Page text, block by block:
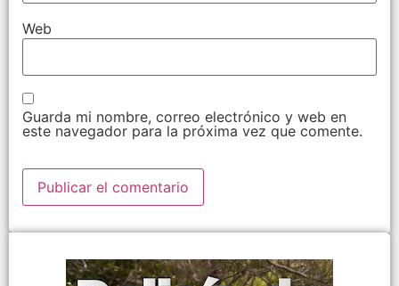
Web
Guarda mi nombre, correo electrónico y web en
este navegador para la próxima vez que comente.